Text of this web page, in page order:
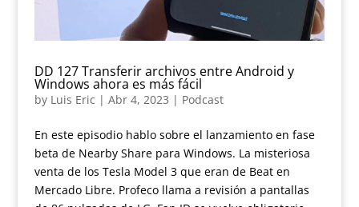
DD 127 Transferir archivos entre Android y
Windows ahora es más fácil
by Luis Eric | Abr 4, 2023 | Podcast
En este episodio hablo sobre el lanzamiento en fase
beta de Nearby Share para Windows. La misteriosa
venta de los Tesla Model 3 que eran de Beat en
Mercado Libre. Profeco llama a revisión a pantallas